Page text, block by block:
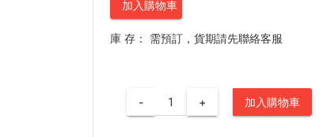
加入購物車
庫 存： 需預訂，貨期請先聯絡客服
- + 加入購物車